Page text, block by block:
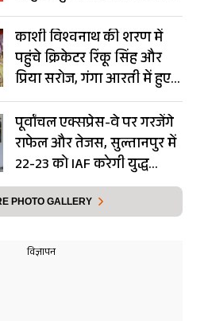
के मंत्र’- PHOTOS
काशी विश्वनाथ की शरण में
पहुंचे क्रिकेटर रिंकू सिंह और
प्रिया सरोज, गंगा आरती में हुए
शामिल- Photos
पूर्वांचल एक्सप्रेस-वे पर गरजेंगे
राफेल और तेजस, सुल्तानपुर में
22-23 को IAF करेगी युद्ध
अभ्यास
PHOTO GALLERY